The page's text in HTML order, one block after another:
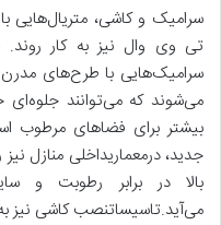
سرامیک و کاشی، متریال‌هایی
تی وی وال نیز به کار
سرامیک‌هایی با طرح‌های
می‌شوند که می‌توانند
بیشتر برای فضاهای مرطوب
جدید، درمعماریداخلی منازل
بالا در برابر رطوبت و
می‌آید.تاسیساتنصب کاشی نیز به